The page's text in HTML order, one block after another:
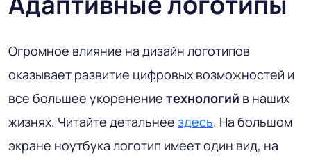
Огромное влияние на дизайн логотипов
оказывает развитие цифровых возможностей и
все большее укоренение технологий в наших
жизнях. Читайте детальнее здесь. На большом
экране ноутбука логотип имеет один вид, на